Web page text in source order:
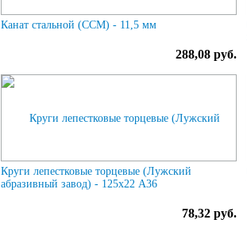
Канат стальной (ССМ) - 11,5 мм
288,08 руб.
Круги лепестковые торцевые (Лужский
абразивный завод) - 125х22 А36
78,32 руб.